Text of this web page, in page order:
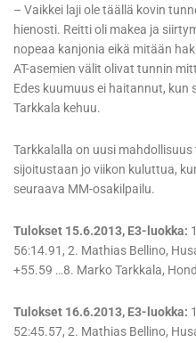
– Vaikkei laji ole täällä kovin
hienosti. Reitti oli makea ja
nopeaa kanjonia eikä mitään
AT-asemien välit olivat tunnin
Edes kuumuus ei haitannut, kun
Tarkkala kehuu.
Tarkkalalla on uusi
sijoitustaan jo viikon kuluttua,
seuraava MM-osakilpailu.
Tulokset 15.6.2013, E3-luokka:
56:14.91, 2. Mathias Bellino,
+55.59 …8. Marko Tarkkala,
Tulokset 16.6.2013, E3-luokka:
52:45.57, 2. Mathias Bellino,